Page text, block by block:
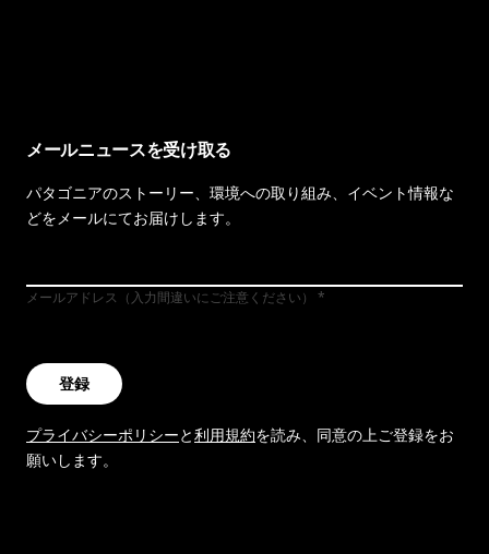
メールニュースを受け取る
パタゴニアのストーリー、環境への取り組み、イベント情報な
どをメールにてお届けします。
メールアドレス（入力間違いにご注意ください）
登録
プライバシーポリシーと利用規約を読み、同意の上ご登録をお
願いします。